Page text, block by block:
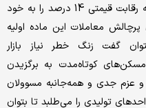
رام‌شده یعنی PVC نیز پس از چند هفته رقابت قیمتی 14 درصد را به خود
معاملات این ماده اولیه
گفت زنگ خطر نیاز بازار
مسکن‌های کوتاه‌مدت به برگزیدن
و عزم جدی و همه‌جانبه مسوولان
تولیدی را می‌طلبد تا بتوان